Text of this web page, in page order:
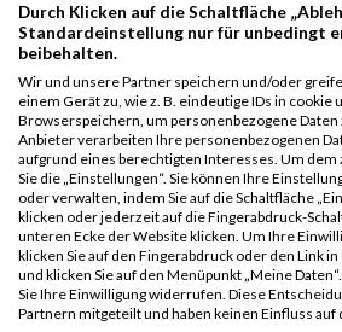
Kontakt
Thomas Pohoralek
URL www.viennatrailrun.at
PASSENDE VERANSTALTUNGEN
16. Oktober 2022
Vienna Trail Run
19. August 2018
Vienna Trail Run
Durch Klicken auf die Schaltfläche
Standardeinstellung nur für unbedingt
beibehalten.
Wir und unsere Partner speichern und/oder
einem Gerät zu, wie z. B. eindeutige IDs in cookie
Browserspeichern, um personenbezogene Daten
Anbieter verarbeiten Ihre personenbezogenen
aufgrund eines berechtigten Interesses. Um
Sie die „Einstellungen“. Sie können Ihre
oder verwalten, indem Sie auf die Schaltfläche
klicken oder jederzeit auf die Fingerabdruck-
unteren Ecke der Website klicken. Um Ihre
klicken Sie auf den Fingerabdruck oder den Link
und klicken Sie auf den Menüpunkt „Meine
Sie Ihre Einwilligung widerrufen. Diese
Partnern mitgeteilt und haben keinen Einfluss auf